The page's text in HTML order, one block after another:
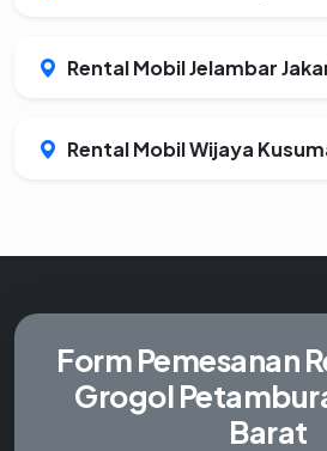
Rental Mobil Jelambar
Rental Mobil Wijaya
Form Pemesanan
Grogol
Barat